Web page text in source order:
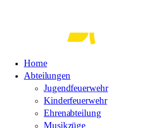
Home
Abteilungen
Jugendfeuerwehr
Kinderfeuerwehr
Ehrenabteilung
Musikzüge